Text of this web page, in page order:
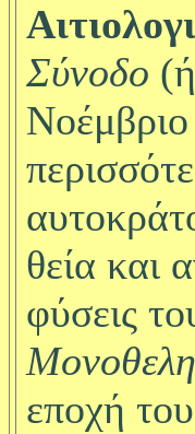
Σύνοδο
Νοέμβριο
θεία και
φύσεις
εποχή